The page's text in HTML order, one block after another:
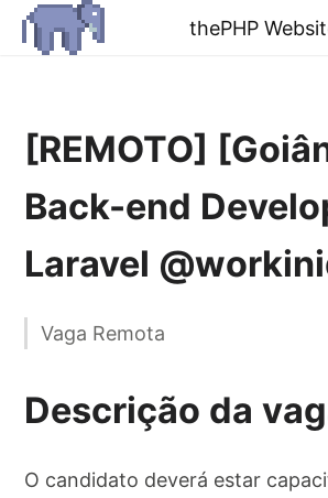
thePHP
[REMOTO]
Back-end
Laravel
Vaga Remota
Descrição da
O candidato deverá estar